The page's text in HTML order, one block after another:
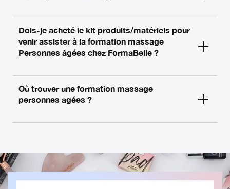
Dois-je acheté le kit produits/matériels pour
venir assister à la formation massage
Personnes âgées chez FormaBelle ?
Où trouver une formation massage
personnes agées ?